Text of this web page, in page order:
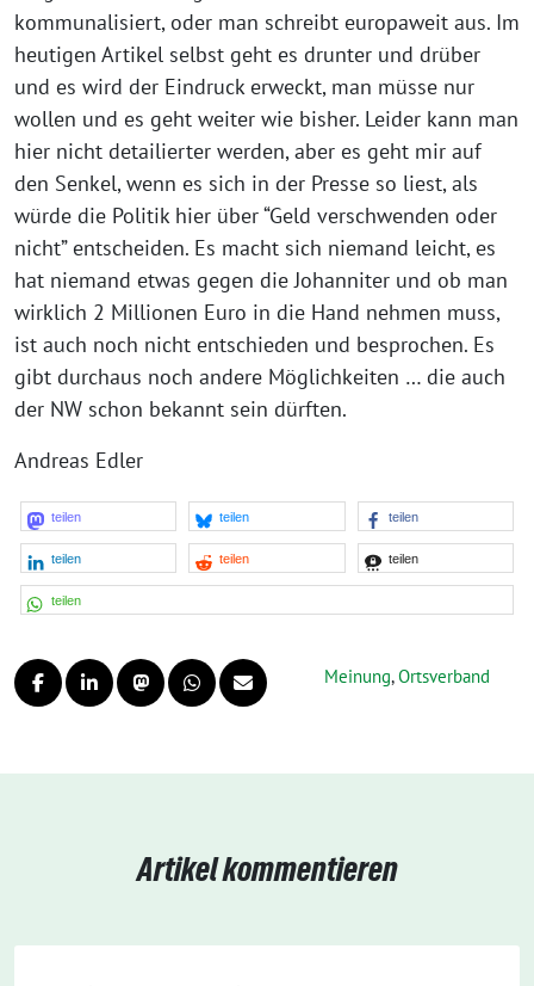
kommunalisiert, oder man schreibt europaweit aus. Im
heutigen Artikel selbst geht es drunter und drüber
und es wird der Eindruck erweckt, man müsse nur
wollen und es geht weiter wie bisher. Leider kann man
hier nicht detailierter werden, aber es geht mir auf
den Senkel, wenn es sich in der Presse so liest, als
würde die Politik hier über “Geld verschwenden oder
nicht” entscheiden. Es macht sich niemand leicht, es
hat niemand etwas gegen die Johanniter und ob man
wirklich 2 Millionen Euro in die Hand nehmen muss,
ist auch noch nicht entschieden und besprochen. Es
gibt durchaus noch andere Möglichkeiten … die auch
der NW schon bekannt sein dürften.
Andreas Edler
teilen teilen teilen
teilen teilen teilen
teilen
Meinung,Ortsverband
Artikel kommentieren